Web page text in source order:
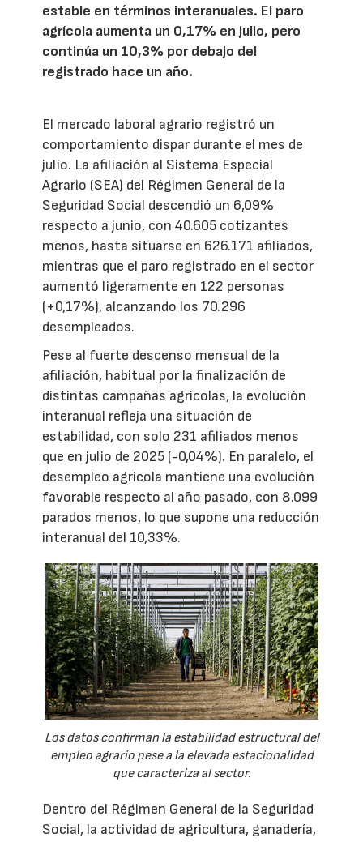
estable en términos interanuales. El paro
agrícola aumenta un 0,17% en julio, pero
continúa un 10,3% por debajo del
registrado hace un año.
El mercado laboral agrario registró un
comportamiento dispar durante el mes de
julio. La afiliación al Sistema Especial
Agrario (SEA) del Régimen General de la
Seguridad Social descendió un 6,09%
respecto a junio, con 40.605 cotizantes
menos, hasta situarse en 626.171 afiliados,
mientras que el paro registrado en el sector
aumentó ligeramente en 122 personas
(+0,17%), alcanzando los 70.296
desempleados.
Pese al fuerte descenso mensual de la
afiliación, habitual por la finalización de
distintas campañas agrícolas, la evolución
interanual refleja una situación de
estabilidad, con solo 231 afiliados menos
que en julio de 2025 (-0,04%). En paralelo, el
desempleo agrícola mantiene una evolución
favorable respecto al año pasado, con 8.099
parados menos, lo que supone una reducción
interanual del 10,33%.
Los datos confirman la estabilidad estructural del
empleo agrario pese a la elevada estacionalidad
que caracteriza al sector.
Dentro del Régimen General de la Seguridad
Social, la actividad de agricultura, ganadería,